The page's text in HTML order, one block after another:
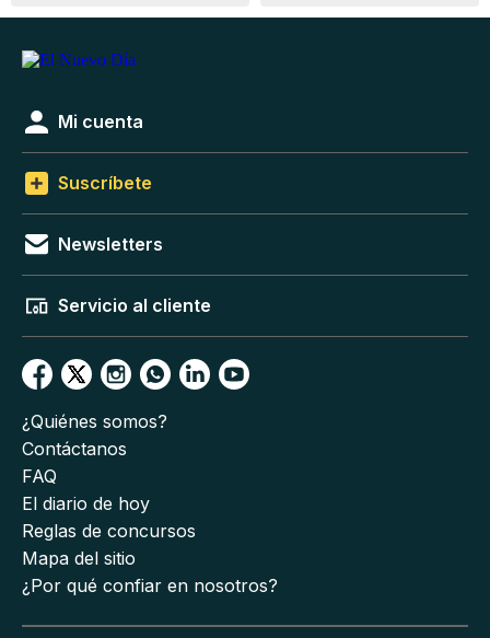
Mi cuenta
Suscríbete
Newsletters
Servicio al cliente
¿Quiénes somos?
Contáctanos
FAQ
El diario de hoy
Reglas de concursos
Mapa del sitio
¿Por qué confiar en nosotros?